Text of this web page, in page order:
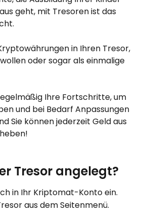
geht, mit Tresoren ist das
in Ihren Tresor,
oder sogar als einmalige
Ihre Fortschritte, um
und bei Bedarf Anpassungen
Sie können jederzeit Geld aus
Tresor angelegt?
in Ihr Kriptomat-Konto ein.
aus dem Seitenmenü.